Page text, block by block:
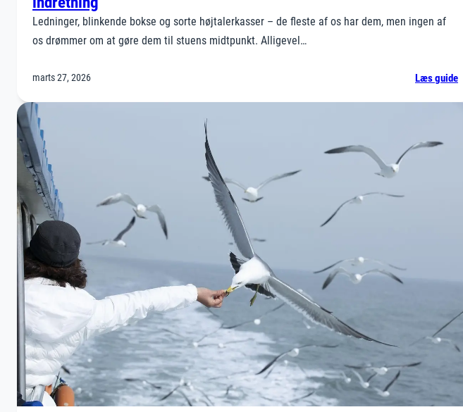
Ledninger, blinkende bokse og sorte højtalerkasser – de fleste af os har dem, men ingen af
os drømmer om at gøre dem til stuens midtpunkt. Alligevel…
marts 27, 2026 Læs guide: